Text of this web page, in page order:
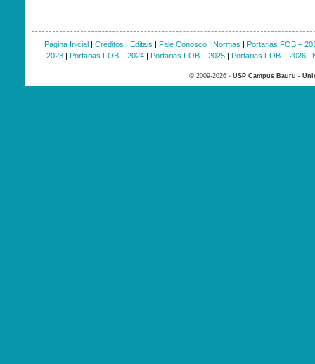
Página Inicial| Créditos | Editais | Fale Conosco| Normas | Portarias FOB –
2023| Portarias FOB – 2024| Portarias FOB – 2025| Portarias FOB – 2026|
© 2009-2026 - USP Campus Bauru -